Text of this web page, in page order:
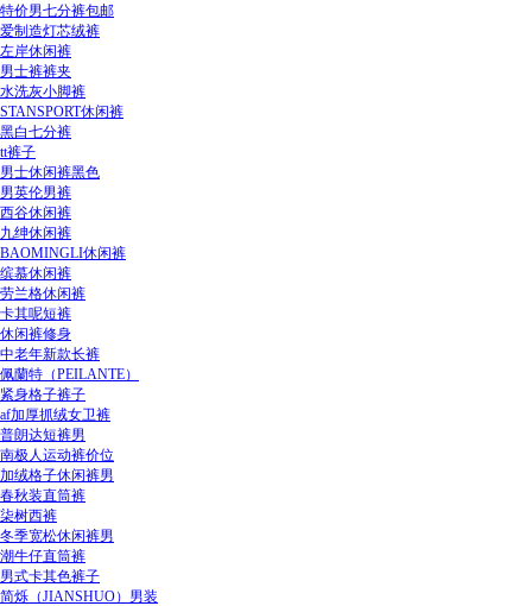
特价男七分裤包邮
爱制造灯芯绒裤
左岸休闲裤
男士裤裤夹
水洗灰小脚裤
STANSPORT休闲裤
黑白七分裤
tt裤子
男士休闲裤黑色
男英伦男裤
西谷休闲裤
九绅休闲裤
BAOMINGLI休闲裤
缤慕休闲裤
劳兰格休闲裤
卡其呢短裤
休闲裤修身
中老年新款长裤
佩蘭特（PEILANTE）
紧身格子裤子
af加厚抓绒女卫裤
普朗达短裤男
南极人运动裤价位
加绒格子休闲裤男
春秋装直筒裤
柒树西裤
冬季宽松休闲裤男
潮牛仔直筒裤
男式卡其色裤子
简烁（JIANSHUO）男装